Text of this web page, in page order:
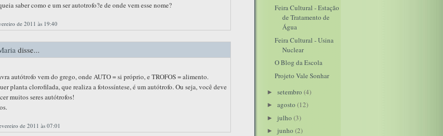
saber como e um ser autotrofo?e de onde vem esse nome?
de 2011 às 19:40
disse...
autótrofo vem do grego, onde AUTO = si próprio, e TROFOS = alimento.
planta clorofilada, que realiza a fotossíntese, é um autótrofo. Ou seja, você deve
muitos seres autótrofos!
de 2011 às 07:01
Feira Cultural - Estação
de Tratamento de
Água
Feira Cultural - Usina
Nuclear
O Blog da Escola
Projeto Vale Sonhar
► setembro (4)
► agosto (12)
► julho (3)
► junho (2)